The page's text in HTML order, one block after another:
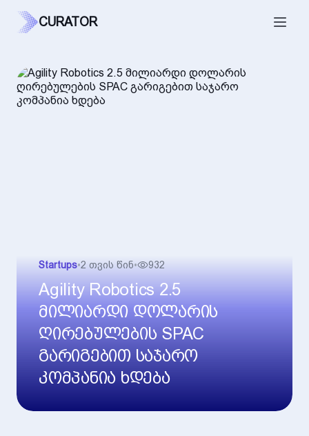
CURATOR
Startups•2 თვის წინ• 932
Agility Robotics 2.5
მილიარდი დოლარის
ღირებულების SPAC
გარიგებით საჯარო
კომპანია ხდება